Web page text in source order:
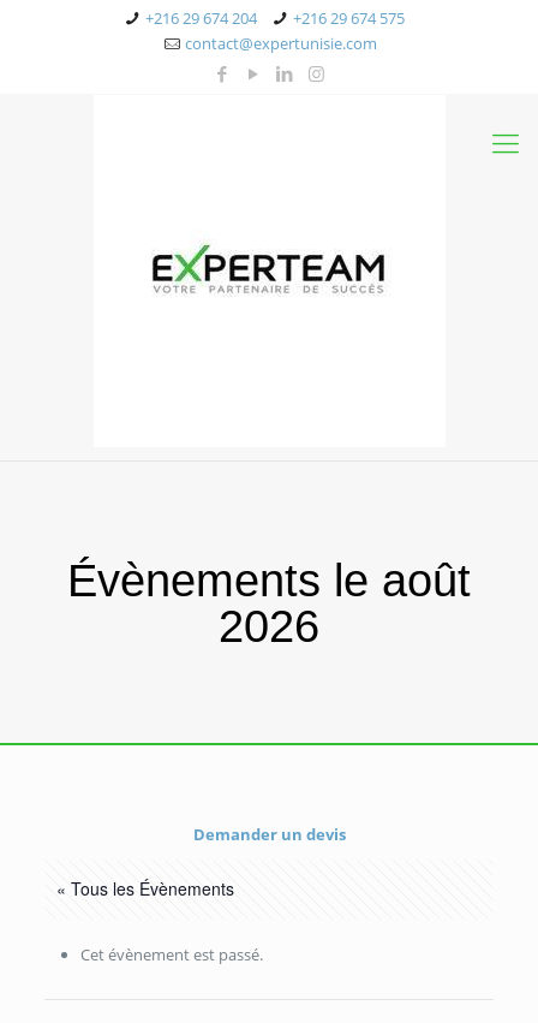
+216 29 674 204
+216 29 674 575
contact@expertunisie.com
Évènements le août
2026
Demander un devis
« Tous les Évènements
Cet évènement est passé.